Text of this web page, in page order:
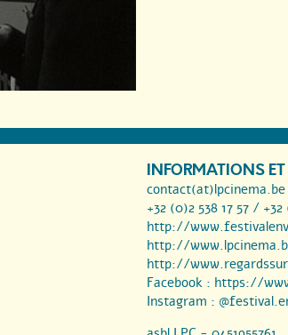
INFORMATIONS
contact(at)lpcinema.be
+32 (0)2 538 17 57 /
http://
http://
http://
Facebook : https://
Instagram :